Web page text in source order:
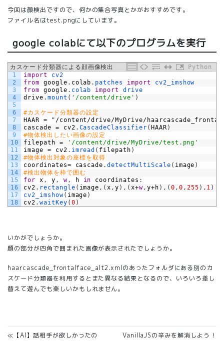
今回は顔検出ですので、何かの集合写真とかがおすすめです。
ファイル名はtest.pngにしています。
google colabにて以下のプログラムを実行
カスケード分類器による顔画像検出
Python
1
2
3
4
5
6
7
8
9
10
11
12
13
14
15
16
17
18
import
cv2
from
google . colab . patches import
cv2_imshow
from
google . colab import
drive
drive . mount ( '/content/drive' )
#カスケード分類器の設定
HAAR
= "/content /drive/MyDrive/
cascade
= cv2 . CascadeClassifier ( HAAR )
#物体検出したい画像の設定
filepath
=
'/content/drive/MyDrive/test.png'
image
= cv2 . imread ( filepath )
#物体検出対象の座標を取得
coordinates= cascade .detectMultiScale ( image )
#検出物体を枠で囲む
for
x , y , w, h in coordinates :
cv2 . rectangle ( image , (x ,y ) , (x+w, y+ h ) , ( 0 , 0 , 255 ) , 1 )
cv2_imshow( image )
cv2 . waitKey ( 0 )
いかがでしょうか。
顔の部分が四角で囲まれた画像が表示されたでしょうか。
haarcascade_frontalface_alt2.xmlのあったフォルダにある別のカ
スケード分類器を利用するとまた異なる結果となるので、いろいろ差し
替えて遊んでも楽しいかもしれません。
≪【AI】話相手が欲しかったの
VanillaJSの辛みを解消しよう！